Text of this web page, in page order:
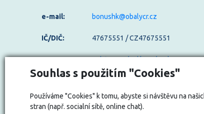
Souhlas s použitím "Cookies"
Používáme "Cookies" k tomu, abyste si návštěvu na
stran (např. socialní sítě, online chat).
e-mail: bonushk@obalycr.cz
IČ/DIČ: 47675551 / CZ47675551
Odstoupení od kupní smlouvy